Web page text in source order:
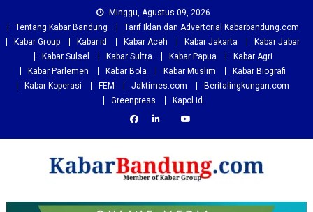
to
content
Minggu, Agustus 09, 2026
Tentang Kabar Bandung
Tarif Iklan dan Advertorial Kabarbandung.com
Kabar Group
Kabar.id Kabar Aceh Kabar Jakarta
Kabar Jabar
Kabar Sulsel
Kabar Sultra Kabar Papua
Kabar Agri
Kabar Parlemen
Kabar Bola Kabar Muslim
Kabar Biografi
Kabar Koperasi
FEM Jaktimes.com
Beritalingkungan.com
Greenpress
Kapol.id
Kabarbandung.com